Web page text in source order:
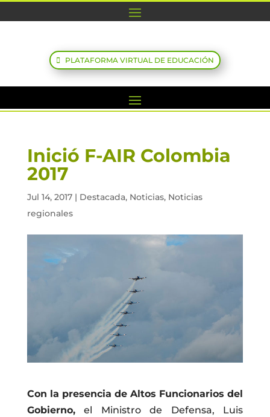
PLATAFORMA VIRTUAL DE EDUCACIÓN
Inició F-AIR Colombia
2017
Jul 14, 2017| Destacada, Noticias, Noticias
regionales
Con la presencia de Altos Funcionarios del
Gobierno,el Ministro de Defensa, Luis